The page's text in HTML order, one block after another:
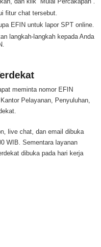
fitur chat tersebut.
EFIN untuk lapor SPT online.
langkah-langkah kepada Anda
meminta nomor EFIN
Pelayanan, Penyuluhan,
live chat, dan email dibuka
WIB. Sementara layanan
dibuka pada hari kerja